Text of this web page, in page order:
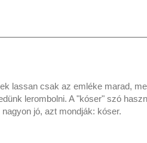
lassan csak az emléke marad,
lerombolni. A "kóser" szó
jó, azt mondják: kóser.